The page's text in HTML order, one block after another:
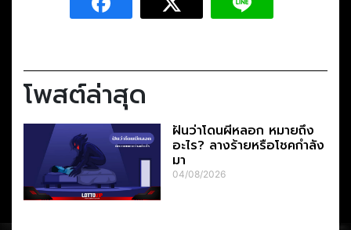
โพสต์ล่าสุด
ฝันว่าโดนผีหลอก หมายถึง
อะไร? ลางร้ายหรือโชคกำลัง
มา
04/08/2026